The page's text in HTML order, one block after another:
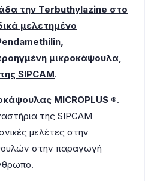
την Terbuthylazine στο
μελετημένο
μικροκάψουλα,
SIPCAM.
MICROPLUS ®.
της SIPCAM
μελέτες στην
στην παραγωγή